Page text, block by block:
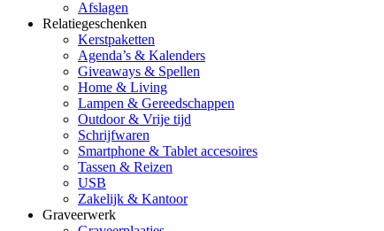
Afslagen
Relatiegeschenken
Kerstpaketten
Agenda’s & Kalenders
Giveaways & Spellen
Home & Living
Lampen & Gereedschappen
Outdoor & Vrije tijd
Schrijfwaren
Smartphone & Tablet accesoires
Tassen & Reizen
USB
Zakelijk & Kantoor
Graveerwerk